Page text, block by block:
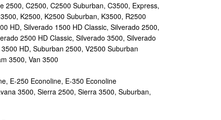
2500, C2500, C2500 Suburban, C3500, Express,
K2500, K2500 Suburban, K3500, R2500
HD, Silverado 1500 HD Classic, Silverado 2500,
2500 HD Classic, Silverado 3500, Silverado
HD, Suburban 2500, V2500 Suburban
3500, Van 3500
E-250 Econoline, E-350 Econoline
3500, Sierra 2500, Sierra 3500, Suburban,